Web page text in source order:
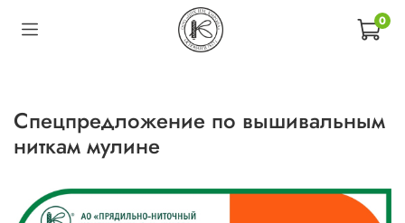
0
Спецпредложение по вышивальным
ниткам мулине